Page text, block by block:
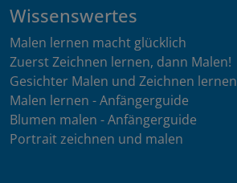
Wissenswertes
Malen lernen macht glücklich
Zuerst Zeichnen lernen, dann Malen!
Gesichter Malen und Zeichnen lernen
Malen lernen - Anfängerguide
Blumen malen - Anfängerguide
Portrait zeichnen und malen